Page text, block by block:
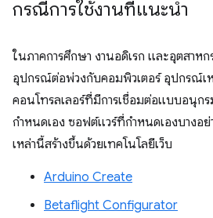
กรณีการใช้งานที่แนะนำ
ในภาคการศึกษา งานอดิเรก และอุตสาห
อุปกรณ์ต่อพ่วงกับคอมพิวเตอร์ อุปกรณ์เ
คอนโทรลเลอร์ที่มีการเชื่อมต่อแบบอนุก
กำหนดเอง ซอฟต์แวร์ที่กำหนดเองบางอ
เหล่านี้สร้างขึ้นด้วยเทคโนโลยีเว็บ
Arduino Create
Betaflight Configurator